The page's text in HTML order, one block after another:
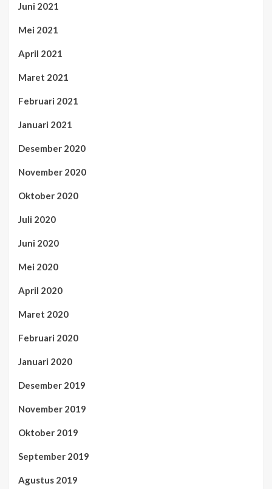
Juni 2021
Mei 2021
April 2021
Maret 2021
Februari 2021
Januari 2021
Desember 2020
November 2020
Oktober 2020
Juli 2020
Juni 2020
Mei 2020
April 2020
Maret 2020
Februari 2020
Januari 2020
Desember 2019
November 2019
Oktober 2019
September 2019
Agustus 2019